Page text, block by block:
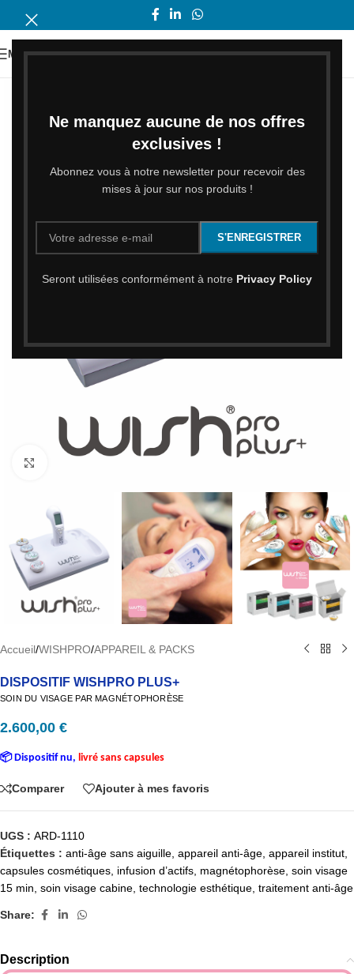
Ne manquez aucune de nos offres
exclusives !
Abonnez vous à notre newsletter pour recevoir des
mises à jour sur nos produits !
Seront utilisées conformément à notre Privacy Policy
MENU
Accueil/WISHPRO/APPAREIL & PACKS
DISPOSITIF WISHPRO PLUS+
SOIN DU VISAGE PAR MAGNÉTOPHORÈSE
2.600,00 €
📦 Dispositif nu, livré sans capsules
Comparer Ajouter à mes favoris
UGS : ARD-1110
Étiquettes : anti-âge sans aiguille appareil anti-âge appareil institut
capsules cosmétiques infusion d’actifs magnétophorèse soin visage
15 min soin visage cabine technologie esthétique traitement anti-âge
Share:
Description